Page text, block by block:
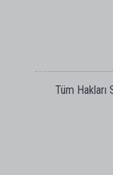
Tüm Hakları